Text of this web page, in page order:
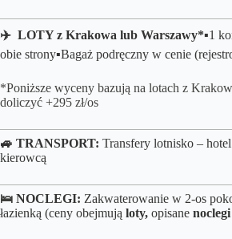
✈️ LOTY z Krakowa lub Warszawy*▪️1
obie strony▪️Bagaż podręczny w cenie
*Poniższe wyceny bazują na lotach z
doliczyć +295 zł/os
🚙 TRANSPORT: Transfery lotnisko –
kierowcą
🛌 NOCLEGI: Zakwaterowanie w 2-os
łazienką (ceny obejmują loty, opisane noclegi